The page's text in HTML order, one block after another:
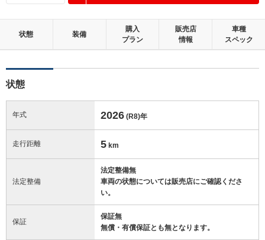
状態 装備
購入
プラン
販売店
情報
車種
スペック
状態
年式 2026 (R8)年
走行距離 5 km
法定整備
法定整備無
車両の状態については販売店にご確認くださ
い。
保証
保証無
無償・有償保証とも無となります。